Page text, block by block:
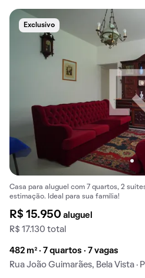
Exclusivo
Casa para aluguel com 7 quartos, 2
estimação. Ideal para sua família!
R$ 15.950aluguel
R$ 17.130 total
482 m² · 7 quartos · 7 vagas
Rua João Guimarães, Bela Vista ·